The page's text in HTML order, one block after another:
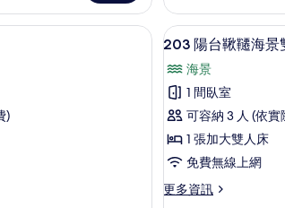
4
人
房
的
所
有
相
片
園
浴
缸
VILLA
海
景
4
人
房
的
詳
情
迷你吧
陽台鞦韆海景雙人房 | 高級寢具、羽絨被、Tempur-
)
顯
203
陽
台
鞦
韆
海
13
203 陽台鞦韆海景
海景
1 間臥室
可容納 3 人 (依
1 張加大雙人床
免費無線上網
更多資訊
更